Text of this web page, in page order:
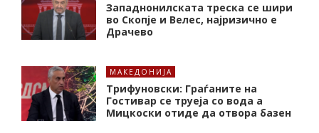
Западнонилската треска се шири
во Скопје и Велес, најризично е
Драчево
МАКЕДОНИЈА
Трифуновски: Граѓаните на
Гостивар се труеја со вода а
Мицкоски отиде да отвора базен